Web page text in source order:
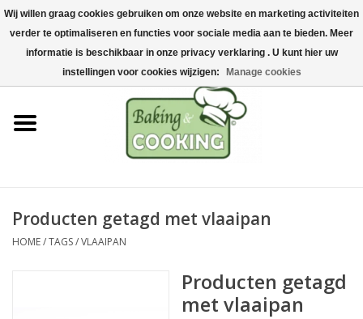
Home
Bak-& kookgerei
Machines & onderdelen
Chocolade & ijsbereiding
Hygiëne & opslag
Producten getagd met vlaaipan
HOME/TAGS/VLAAIPAN
Producten getagd
met vlaaipan
Wij willen graag cookies gebruiken om onze website en marketing activiteiten
verder te optimaliseren en functies voor sociale media aan te bieden. Meer
informatie is beschikbaar in onze privacy verklaring . U kunt hier uw
instellingen voor cookies wijzigen:
Manage cookies